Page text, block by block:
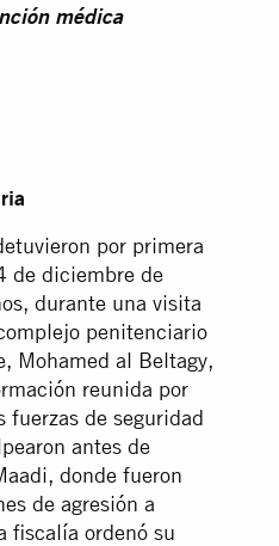
médica
por primera
de diciembre de
durante una visita
penitenciario
Mohamed al Beltagy,
reunida por
de seguridad
antes de
donde fueron
de agresión a
fiscalía ordenó su